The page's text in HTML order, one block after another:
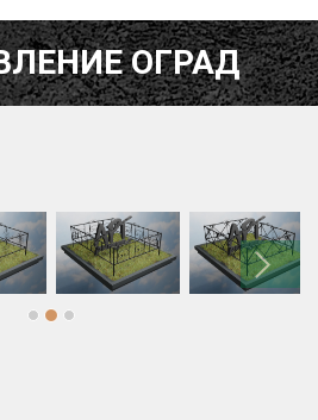
ОГРАД